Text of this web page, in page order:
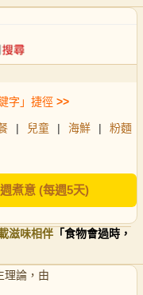
字」捷徑 >>
| 兒童 | 海鮮 |
粉麵
煮意 (每週5天)
滋味相伴 「食物會過時，
理論，由